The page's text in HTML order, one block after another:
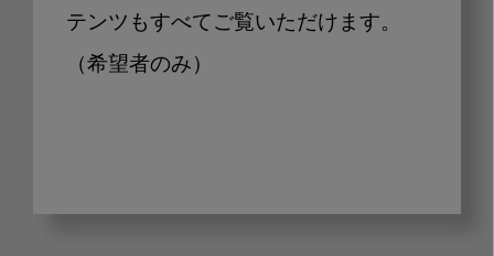
テンツもすべてご覧いただけます。
（希望者のみ）